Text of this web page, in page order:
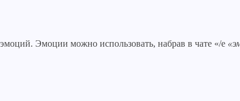
Эмоции можно использовать, набрав в чате «/e